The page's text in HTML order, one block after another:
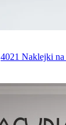
4021 Naklejki na